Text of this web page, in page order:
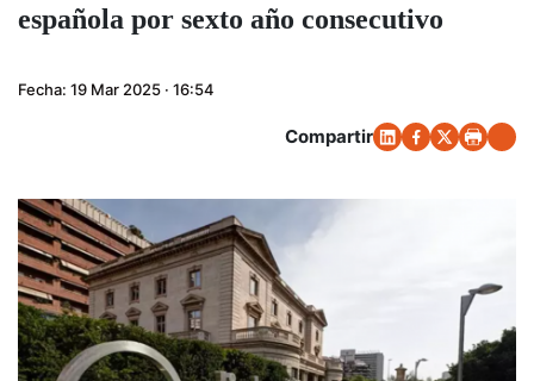
española por sexto año consecutivo
Fecha: 19 Mar 2025 · 16:54
Compartir